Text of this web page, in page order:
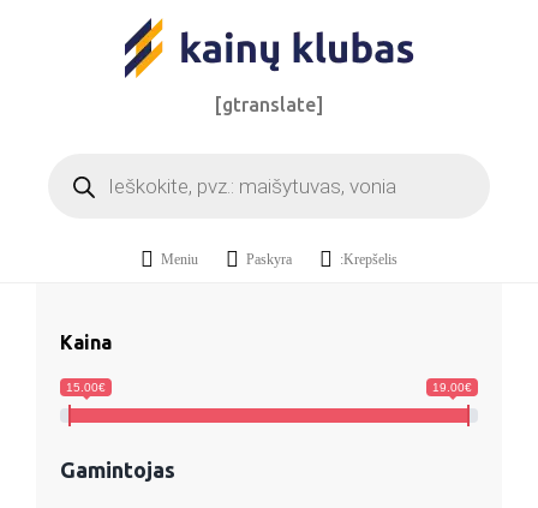
[gtranslate]
search
Meniu Paskyra :Krepšelis
Kaina
15.00€ 19.00€
Gamintojas